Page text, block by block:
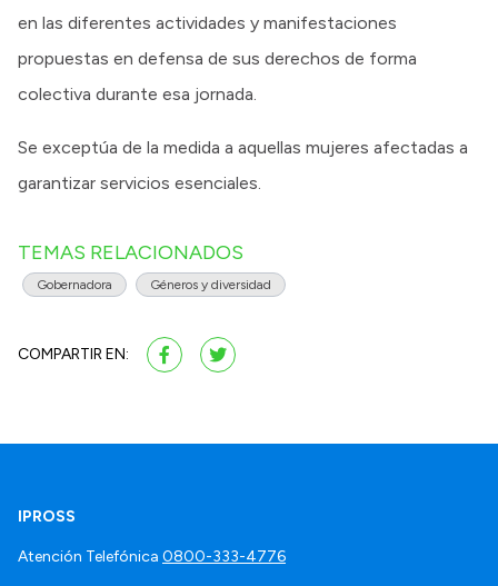
en las diferentes actividades y manifestaciones
propuestas en defensa de sus derechos de forma
colectiva durante esa jornada.
Se exceptúa de la medida a aquellas mujeres afectadas a
garantizar servicios esenciales.
TEMAS RELACIONADOS
Gobernadora Géneros y diversidad
COMPARTIR EN:
IPROSS
Atención Telefónica 0800-333-4776